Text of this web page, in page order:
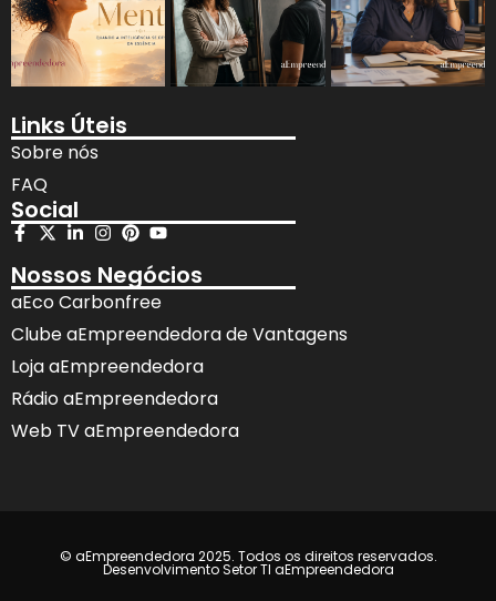
Links Úteis
Sobre nós
FAQ
Social
Nossos Negócios
aEco Carbonfree
Clube aEmpreendedora de Vantagens
Loja aEmpreendedora
Rádio aEmpreendedora
Web TV aEmpreendedora
© aEmpreendedora 2025. Todos os direitos reservados.
Desenvolvimento Setor TI aEmpreendedora